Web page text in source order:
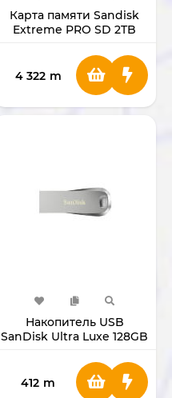
Карта памяти Sandisk
Extreme PRO SD 2TB
4 322 m
Накопитель USB
SanDisk Ultra Luxe 128GB
412 m